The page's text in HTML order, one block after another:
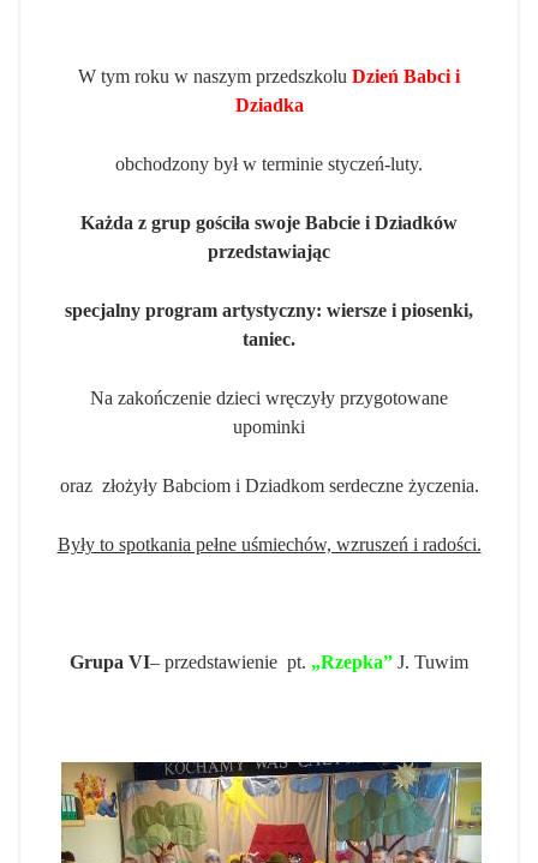
W tym roku w naszym przedszkolu Dzień Babci i
Dziadka
obchodzony był w terminie styczeń-luty.
Każda z grup gościła swoje Babcie i Dziadków
przedstawiając
specjalny program artystyczny: wiersze i piosenki,
taniec.
Na zakończenie dzieci wręczyły przygotowane
upominki
oraz złożyły Babciom i Dziadkom serdeczne życzenia.
Były to spotkania pełne uśmiechów, wzruszeń i radości.
Grupa VI– przedstawienie pt. „Rzepka” J. Tuwim